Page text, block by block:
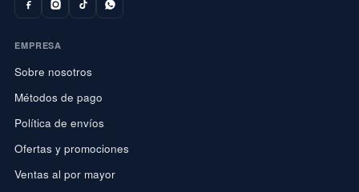
EMPRESA
Sobre nosotros
Métodos de pago
Política de envíos
Ofertas y promociones
Ventas al por mayor